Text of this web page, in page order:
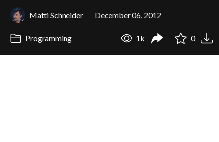
Matti Schneider December 06, 2012
Programming 1k 0